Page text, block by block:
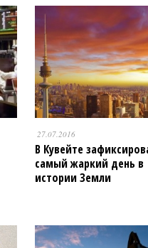
27.07.2016
В Кувейте
самый жаркий день в
истории Земли